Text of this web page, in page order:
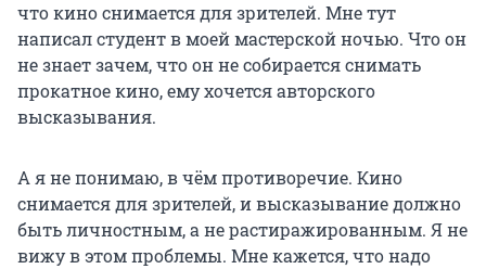
что кино снимается для зрителей. Мне тут
написал студент в моей мастерской ночью. Что он
не знает зачем, что он не собирается снимать
прокатное кино, ему хочется авторского
высказывания.
А я не понимаю, в чём противоречие. Кино
снимается для зрителей, и высказывание должно
быть личностным, а не растиражированным. Я не
вижу в этом проблемы. Мне кажется, что надо